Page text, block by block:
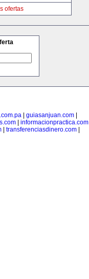
ofertas
| guiasanjuan.com|
informacionpractica.com
| transferenciasdinero.com|